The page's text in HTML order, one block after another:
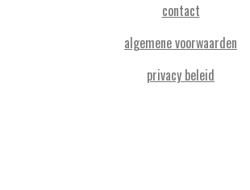
contact
algemene voorwaarden
privacy beleid